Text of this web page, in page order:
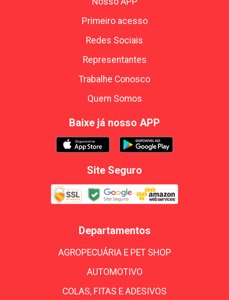
Primeiro acesso
Redes Sociais
Representantes
Trabalhe Conosco
Quem Somos
Baixe já nosso APP
Site Seguro
Departamentos
AGROPECUÁRIA E PET SHOP
AUTOMOTIVO
COLAS, FITAS E ADESIVOS